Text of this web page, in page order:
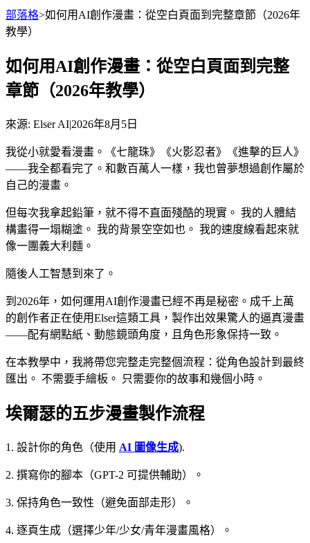
部落格>如何用AI創作漫畫：從空白頁面到完整章節（2026年
教學）
如何用AI創作漫畫：從空白頁面到完整
章節（2026年教學）
來源: Elser AI|2026年8月5日
我從小就愛看漫畫。《七龍珠》《火影忍者》《進擊的巨人》
——我全都看完了。和數百萬人一樣，我也曾夢想過創作屬於
自己的漫畫。
但每次我拿起鉛筆，就不得不直面殘酷的現實。 我的人體結
構畫得一塌糊塗。 我的背景空空如也。 我的速度線看起來就
像一團義大利麵。
隨後人工智慧到來了。
到2026年，如何運用AI創作漫畫已經不再是秘密。成千上萬
的創作者正在使用Elser這類工具，製作出效果驚人的逼真漫畫
——配有網點紙、動態鏡頭角度，且角色形象保持一致。
在本教學中，我將帶您完整走完整個流程：從角色設計到最終
匯出。 不需要手繪板。 只需要你的故事和幾個小時。
埃爾瑟的五步漫畫製作流程
1. 設計你的角色（使用 AI 圖像生成).
2. 撰寫你的腳本（GPT-2 可提供輔助）。
3. 保持角色一致性（避免面部走形）。
4. 逐頁生成（選擇少年/少女/青年漫畫風格）。